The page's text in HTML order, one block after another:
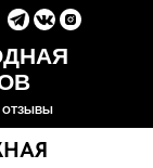
ОТЗЫВЫ